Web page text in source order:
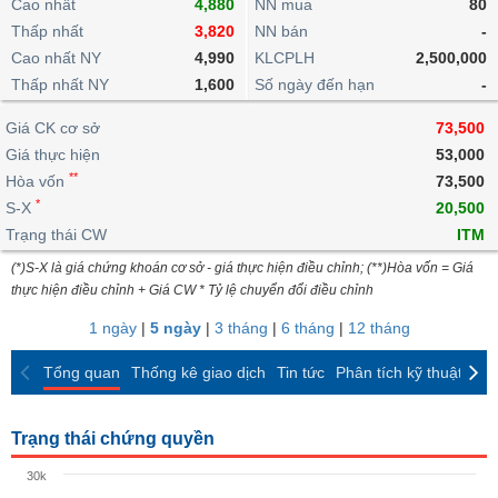
Giao
dịch
nội
bộ
Niên
giám
Tài
liệu
cổ
đông
Định
giá
Nước
ngoài
Tự
doanh
Top
cổ
phiếu
Bản
Thống
giao
dịch
dịch
Chứng
quyền
Tổng
quan
Thống
kê
dịch
Định
Thống
kê
giao
dịch
Tin
tức
tích
kỹ
thuật
Bảng
giá
Bộ
lọc
cổ
phiếu
cổ
Báo
mô
lai
Chứng
quyền
Trái
phiếu
doanh
nghiệp
Đào
Dịch
vụ
Cao nhất
4,880
Thấp nhất
3,820
Cao nhất NY
4,990
Thấp nhất NY
1,600
NN mua
80
NN bán
-
KLCPLH
2,500,000
Số ngày đến hạn
-
Giá CK cơ sở
73,500
Giá thực hiện
53,000
Hòa vốn **
73,500
S-X *
20,500
Trạng thái CW
ITM
(*)S-X là giá chứng khoán cơ sở - giá thực hiện điều chỉnh; (**)Hòa vốn = Giá
thực hiện điều chỉnh + Giá CW * Tỷ lệ chuyển đổi điều chỉnh
1 ngày| 5 ngày| 3 tháng | 6 tháng | 12 tháng
Tổng quan Thống kê giao dịch Tin tức Phân tích kỹ thuật
Trạng thái chứng quyền
30k
BẤT
ĐỘNG
SẢN
TÀI
CHÍNH
HÀNG
HÓA
KINH
TẾ
THẾ